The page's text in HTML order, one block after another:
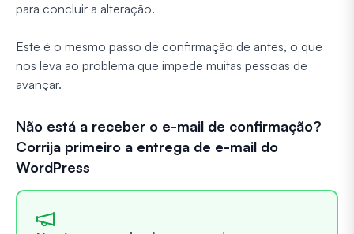
para concluir a alteração.
Este é o mesmo passo de confirmação de antes, o que
nos leva ao problema que impede muitas pessoas de
avançar.
Não está a receber o e-mail de confirmação?
Corrija primeiro a entrega de e-mail do
WordPress